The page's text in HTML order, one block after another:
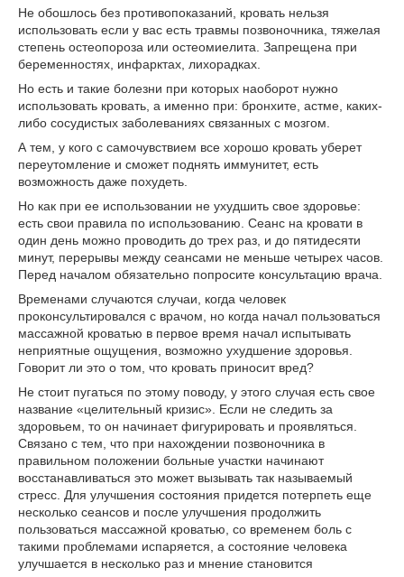
Не обошлось без противопоказаний, кровать нельзя
использовать если у вас есть травмы позвоночника, тяжелая
степень остеопороза или остеомиелита. Запрещена при
беременностях, инфарктах, лихорадках.
Но есть и такие болезни при которых наоборот нужно
использовать кровать, а именно при: бронхите, астме, каких-
либо сосудистых заболеваниях связанных с мозгом.
А тем, у кого с самочувствием все хорошо кровать уберет
переутомление и сможет поднять иммунитет, есть
возможность даже похудеть.
Но как при ее использовании не ухудшить свое здоровье:
есть свои правила по использованию. Сеанс на кровати в
один день можно проводить до трех раз, и до пятидесяти
минут, перерывы между сеансами не меньше четырех часов.
Перед началом обязательно попросите консультацию врача.
Временами случаются случаи, когда человек
проконсультировался с врачом, но когда начал пользоваться
массажной кроватью в первое время начал испытывать
неприятные ощущения, возможно ухудшение здоровья.
Говорит ли это о том, что кровать приносит вред?
Не стоит пугаться по этому поводу, у этого случая есть свое
название «целительный кризис». Если не следить за
здоровьем, то он начинает фигурировать и проявляться.
Связано с тем, что при нахождении позвоночника в
правильном положении больные участки начинают
восстанавливаться это может вызывать так называемый
стресс. Для улучшения состояния придется потерпеть еще
несколько сеансов и после улучшения продолжить
пользоваться массажной кроватью, со временем боль с
такими проблемами испаряется, а состояние человека
улучшается в несколько раз и мнение становится